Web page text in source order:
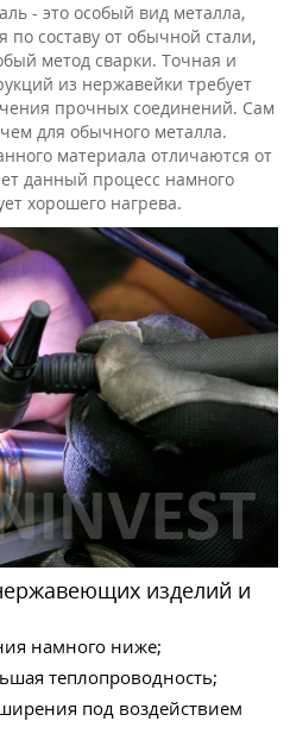
- это особый вид металла,
составу от обычной стали,
метод сварки. Точная и
из нержавейки требует
прочных соединений. Сам
для обычного металла.
материала отличаются от
данный процесс намного
хорошего нагрева.
изделий и
намного ниже;
теплопроводность;
под воздействием